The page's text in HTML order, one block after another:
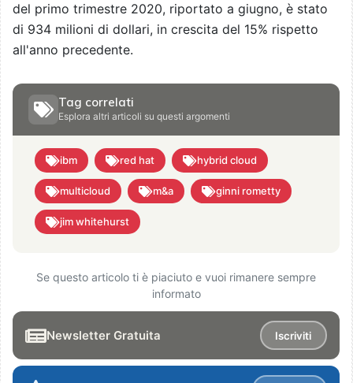
del primo trimestre 2020, riportato a giugno, è stato
di 934 milioni di dollari, in crescita del 15% rispetto
all'anno precedente.
Tag correlati
Esplora altri articoli su questi argomenti
ibm red hat hybrid cloud
multicloud m&a ginni rometty
jim whitehurst
Se questo articolo ti è piaciuto e vuoi rimanere sempre
informato
Newsletter Gratuita Iscriviti